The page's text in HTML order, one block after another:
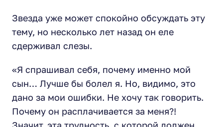
Звезда уже может спокойно обсуждать эту
тему, но несколько лет назад он еле
сдерживал слезы.
«Я спрашивал себя, почему именно мой
сын… Лучше бы болел я. Но, видимо, это
дано за мои ошибки. Не хочу так говорить.
Почему он расплачивается за меня?!